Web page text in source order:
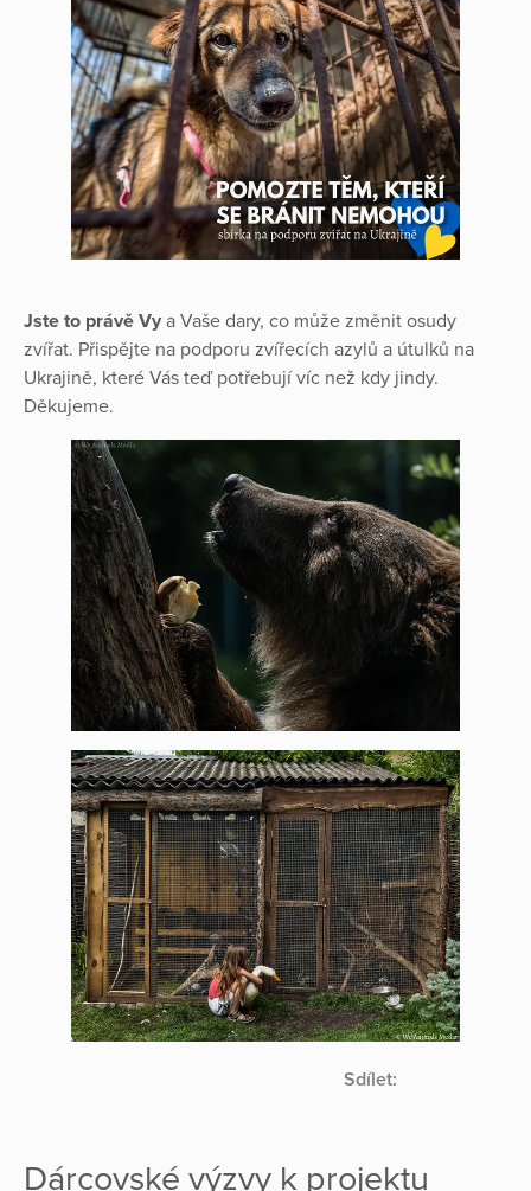
Jste to právě Vy a Vaše dary, co může změnit osudy
zvířat. Přispějte na podporu zvířecích azylů a útulků na
Ukrajině, které Vás teď potřebují víc než kdy jindy.
Děkujeme.
Sdílet:
Dárcovské výzvy k projektu